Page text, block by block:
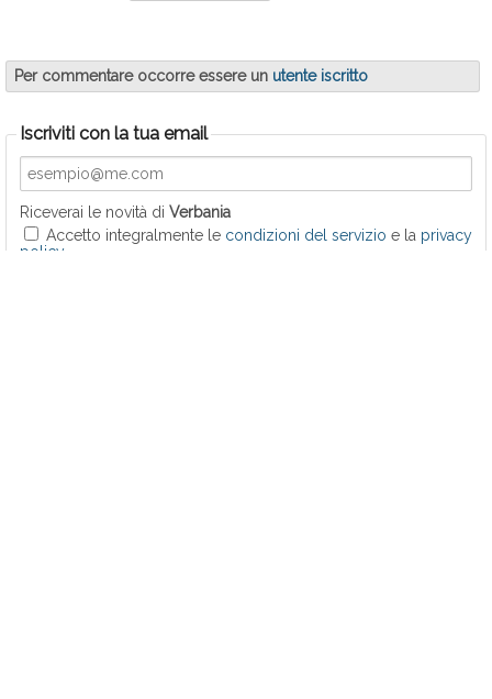
Per commentare occorre essere un utente iscritto
Iscriviti con la tua email
Riceverai le novità di Verbania
Accetto integralmente le condizioni del servizio e la privacy
policy